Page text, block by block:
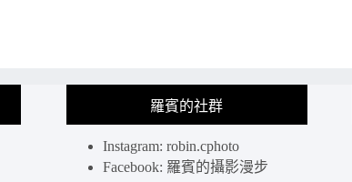
羅賓的社群
Instagram: robin.cphoto
Facebook: 羅賓的攝影漫步